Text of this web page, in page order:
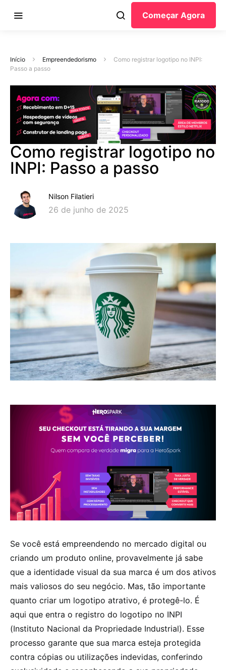
Começar Agora
Início Empreendedorismo
Como registrar logotipo no INPI:
Passo a passo
Como registrar logotipo no
INPI: Passo a passo
Nilson Filatieri
26 de junho de 2025
Se você está empreendendo no mercado digital ou
criando um produto online, provavelmente já sabe
que a identidade visual da sua marca é um dos ativos
mais valiosos do seu negócio. Mas, tão importante
quanto criar um logotipo atrativo, é protegê-lo. É
aqui que entra o registro do logotipo no INPI
(Instituto Nacional da Propriedade Industrial). Esse
processo garante que sua marca esteja protegida
contra cópias ou utilizações indevidas, conferindo